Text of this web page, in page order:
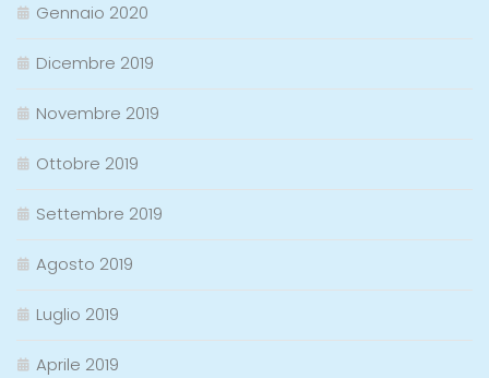
Gennaio 2020
Dicembre 2019
Novembre 2019
Ottobre 2019
Settembre 2019
Agosto 2019
Luglio 2019
Aprile 2019